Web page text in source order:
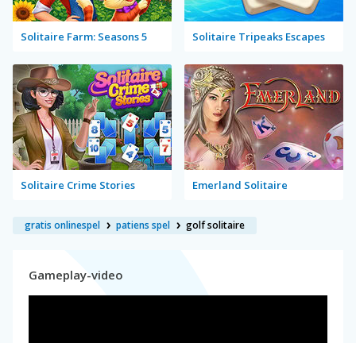
Solitaire Farm: Seasons 5 Solitaire Tripeaks Escapes
Solitaire Crime Stories Emerland Solitaire
gratis onlinespel patiens spel golf solitaire
Gameplay-video